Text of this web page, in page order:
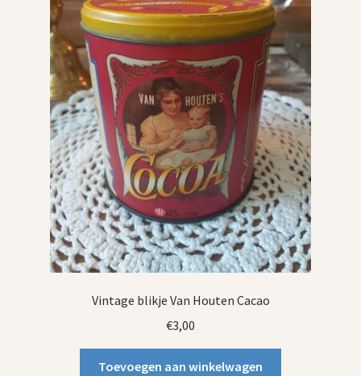
Vintage blikje Van Houten Cacao
€3,00
Toevoegen aan winkelwagen